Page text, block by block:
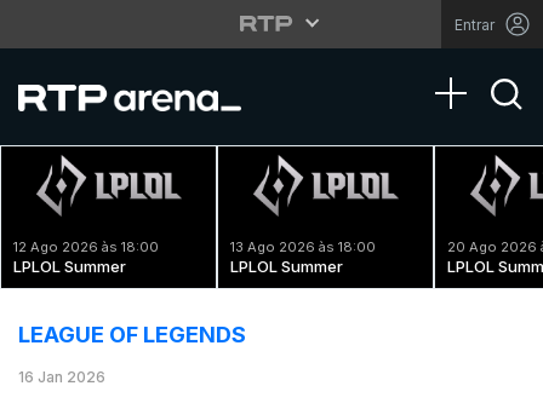
Entrar
Toggle
12 Ago 2026 às 18:00
LPLOL Summer
13 Ago 2026 às 18:00
LPLOL Summer
20 Ago 2026
LPLOL
LEAGUE OF LEGENDS
16 Jan 2026